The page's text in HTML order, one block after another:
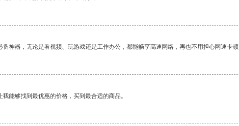
神器，无论是看视频、玩游戏还是工作办公，都能畅享高速网络，再也不用担心网速卡
能够找到最优惠的价格，买到最合适的商品。